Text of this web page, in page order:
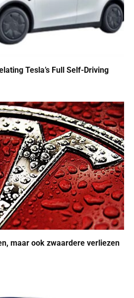
Tesla’s Full Self-Driving
maar ook zwaardere verliezen